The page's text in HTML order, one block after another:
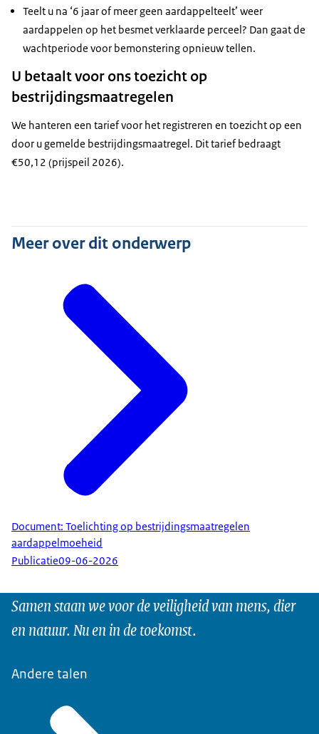
Teelt u na ‘6 jaar of meer geen aardappelteelt’ weer
aardappelen op het besmet verklaarde perceel? Dan gaat de
wachtperiode voor bemonstering opnieuw tellen.
U betaalt voor ons toezicht op
bestrijdingsmaatregelen
We hanteren een tarief voor het registreren en toezicht op een
door u gemelde bestrijdingsmaatregel. Dit tarief bedraagt
€50,12 (prijspeil 2026).
Meer over dit onderwerp
Document: Toelichting op bestrijdingsmaatregelen
aardappelmoeheid
Publicatie09-06-2026
Samen staan we voor de veiligheid van mens, dier
en natuur. Nu en in de toekomst.
Andere talen